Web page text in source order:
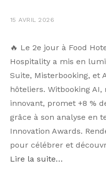
15 AVRIL 2026
🔥 Le 2e jour à Food
Hospitality a mis en
Suite, Misterbooking, et
hôteliers. Witbooking
innovant, promet +8 %
grâce à son analyse en
Innovation Awards.
pour célébrer et
Lire la suite…